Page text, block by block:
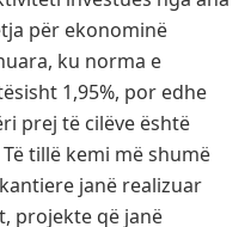
për ekonominë
ku norma e
1,95%, por edhe
prej të cilëve është
tillë kemi më shumë
janë realizuar
projekte që janë